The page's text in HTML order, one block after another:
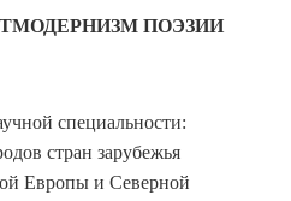
ПОЭЗИИ
специальности:
стран зарубежья
Европы и Северной